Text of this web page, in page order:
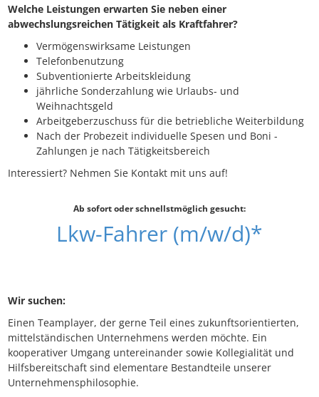
Welche Leistungen erwarten Sie neben einer
abwechslungsreichen Tätigkeit als Kraftfahrer?
Vermögenswirksame Leistungen
Telefonbenutzung
Subventionierte Arbeitskleidung
jährliche Sonderzahlung wie Urlaubs- und
Weihnachtsgeld
Arbeitgeberzuschuss für die betriebliche Weiterbildung
Nach der Probezeit individuelle Spesen und Boni -
Zahlungen je nach Tätigkeitsbereich
Interessiert? Nehmen Sie Kontakt mit uns auf!
Ab sofort oder schnellstmöglich gesucht:
Lkw-Fahrer (m/w/d)*
Wir suchen:
Einen Teamplayer, der gerne Teil eines zukunftsorientierten,
mittelständischen Unternehmens werden möchte. Ein
kooperativer Umgang untereinander sowie Kollegialität und
Hilfsbereitschaft sind elementare Bestandteile unserer
Unternehmensphilosophie.